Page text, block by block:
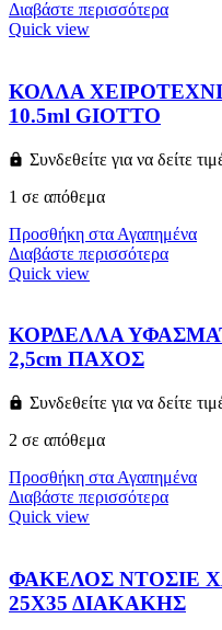
Διαβάστε περισσότερα
Quick view
ΚΟΛΛΑ
10.5ml GIOTTO
Συνδεθείτε για να δείτε
1 σε απόθεμα
Προσθήκη στα Αγαπημένα
Διαβάστε περισσότερα
Quick view
ΚΟΡΔΕΛΛΑ
2,5cm ΠΑΧΟΣ
Συνδεθείτε για να δείτε
2 σε απόθεμα
Προσθήκη στα Αγαπημένα
Διαβάστε περισσότερα
Quick view
ΦΑΚΕΛΟΣ ΝΤΟΣΙΕ
25Χ35 ΔΙΑΚΑΚΗΣ